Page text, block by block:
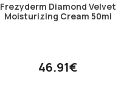
Frezyderm Diamond Velvet
Moisturizing Cream 50ml
46.91€